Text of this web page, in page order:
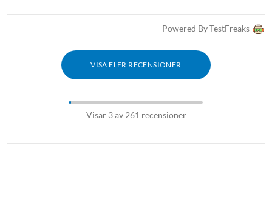
Powered By TestFreaks
VISA FLER RECENSIONER
Visar 3 av 261 recensioner